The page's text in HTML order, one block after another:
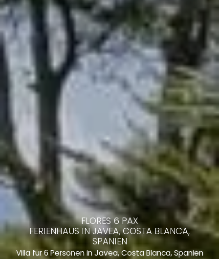
FLORES 6 PAX
FERIENHAUS IN JAVEA, COSTA BLANCA,
SPANIEN
Villa für 6 Personen in Javea, Costa Blanca, Spanien